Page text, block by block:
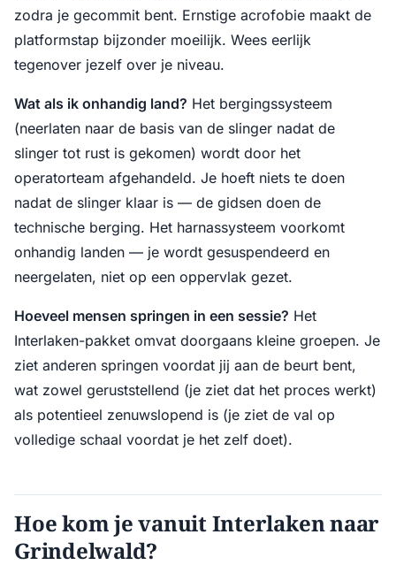
zodra je gecommit bent. Ernstige acrofobie maakt de
platformstap bijzonder moeilijk. Wees eerlijk
tegenover jezelf over je niveau.
Wat als ik onhandig land? Het bergingssysteem
(neerlaten naar de basis van de slinger nadat de
slinger tot rust is gekomen) wordt door het
operatorteam afgehandeld. Je hoeft niets te doen
nadat de slinger klaar is — de gidsen doen de
technische berging. Het harnassysteem voorkomt
onhandig landen — je wordt gesuspendeerd en
neergelaten, niet op een oppervlak gezet.
Hoeveel mensen springen in een sessie? Het
Interlaken-pakket omvat doorgaans kleine groepen. Je
ziet anderen springen voordat jij aan de beurt bent,
wat zowel geruststellend (je ziet dat het proces werkt)
als potentieel zenuwslopend is (je ziet de val op
volledige schaal voordat je het zelf doet).
Hoe kom je vanuit Interlaken naar
Grindelwald?